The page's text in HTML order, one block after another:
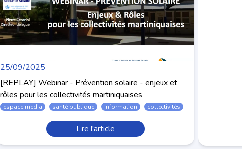
25/09/2025
[REPLAY] Webinar - Prévention solaire - enjeux et
rôles pour les collectivités martiniquaises
espace media santé publique Information collectivités
Lire l'article